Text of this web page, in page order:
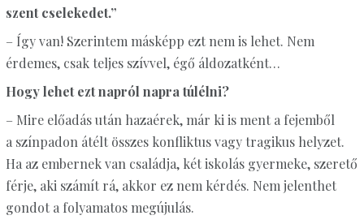
szent cselekedet.”
– Így van! Szerintem másképp ezt nem is lehet. Nem
érdemes, csak teljes szívvel, égő áldozatként…
Hogy lehet ezt napról napra túlélni?
– Mire előadás után hazaérek, már ki is ment a fejemből
a színpadon átélt összes konfliktus vagy tragikus helyzet.
Ha az embernek van családja, két iskolás gyermeke, szerető
férje, aki számít rá, akkor ez nem kérdés. Nem jelenthet
gondot a folyamatos megújulás.